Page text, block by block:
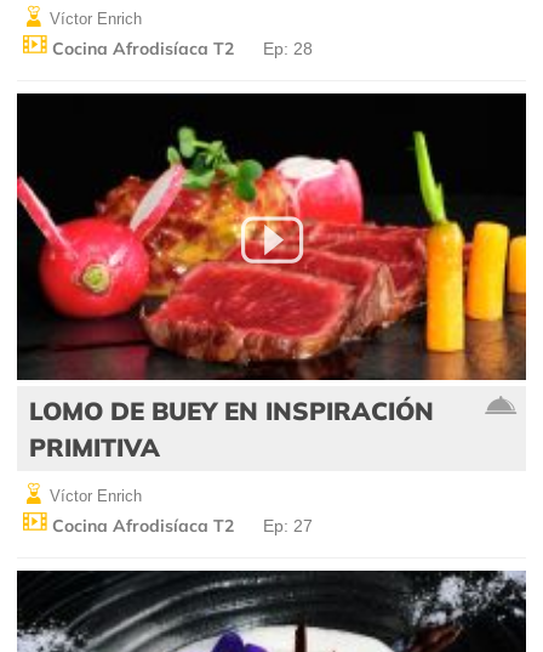
Víctor Enrich
Cocina Afrodisíaca T2 Ep: 28
LOMO DE BUEY EN INSPIRACIÓN
PRIMITIVA
Víctor Enrich
Cocina Afrodisíaca T2 Ep: 27